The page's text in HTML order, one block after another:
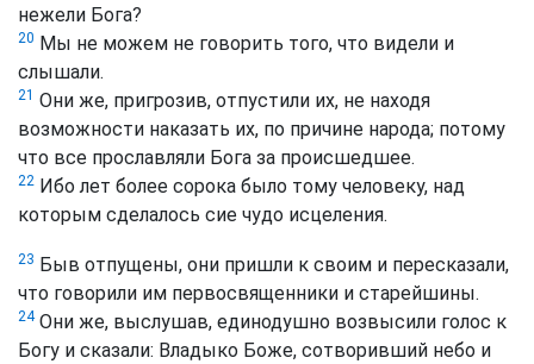
нежели Бога?
20 Мы не можем не говорить того, что видели и
слышали.
21 Они же, пригрозив, отпустили их, не находя
возможности наказать их, по причине народа; потому
что все прославляли Бога за происшедшее.
22 Ибо лет более сорока было тому человеку, над
которым сделалось сие чудо исцеления.
23 Быв отпущены, они пришли к своим и пересказали,
что говорили им первосвященники и старейшины.
24Они же, выслушав, единодушно возвысили голос к
Богу и сказали: Владыко Боже, сотворивший небо и